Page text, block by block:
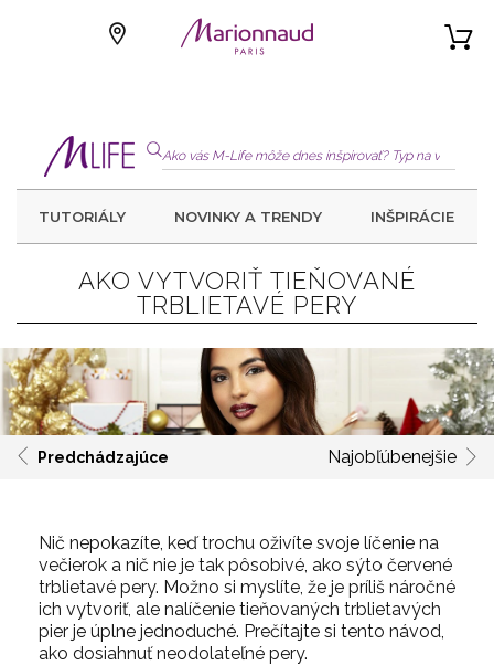
TUTORIÁLY NOVINKY A TRENDY INŠPIRÁCIE
AKO VYTVORIŤ TIEŇOVANÉ
TRBLIETAVÉ PERY
Predchádzajúce Najobľúbenejšie
Nič nepokazíte, keď trochu oživíte svoje líčenie na
večierok a nič nie je tak pôsobivé, ako sýto červené
trblietavé pery. Možno si myslíte, že je príliš náročné
ich vytvoriť, ale nalíčenie tieňovaných trblietavých
pier je úplne jednoduché. Prečítajte si tento návod,
ako dosiahnuť neodolateľné pery.